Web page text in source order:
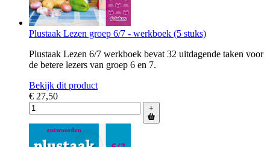
Plustaak Lezen groep 6/7 - werkboek (5 stuks)
Plustaak Lezen 6/7 werkboek bevat 32 uitdagende taken voor
de betere lezers van groep 6 en 7.
Bekijk dit product
€ 27,50
+